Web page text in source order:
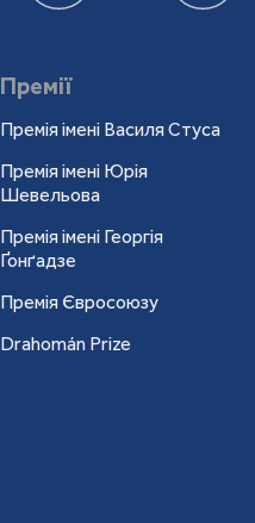
Премії
Премія імені Василя Стуса
Премія імені Юрія
Шевельова
Премія імені Георгія
Ґонґадзе
Премія Євросоюзу
Drahomán Prize